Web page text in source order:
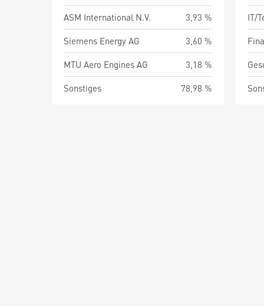
ASM International N.V.
3,93 %
Siemens Energy AG
3,60 %
MTU Aero Engines AG
3,18 %
Sonstiges
78,98 %
IT/